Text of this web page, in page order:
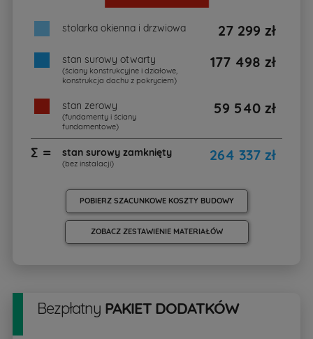
stolarka okienna i drzwiowa 27 299 zł
stan surowy otwarty
(ściany konstrukcyjne i działowe,
konstrukcja dachu z pokryciem)
177 498 zł
stan zerowy
(fundamenty i ściany
fundamentowe)
59 540 zł
∑ = stan surowy zamknięty
(bez instalacji) 264 337 zł
POBIERZ SZACUNKOWE KOSZTY BUDOWY
ZOBACZ ZESTAWIENIE MATERIAŁÓW
Bezpłatny PAKIET DODATKÓW